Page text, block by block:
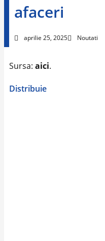
afaceri
aprilie 25, 2025 Noutati
Sursa: aici.
Distribuie